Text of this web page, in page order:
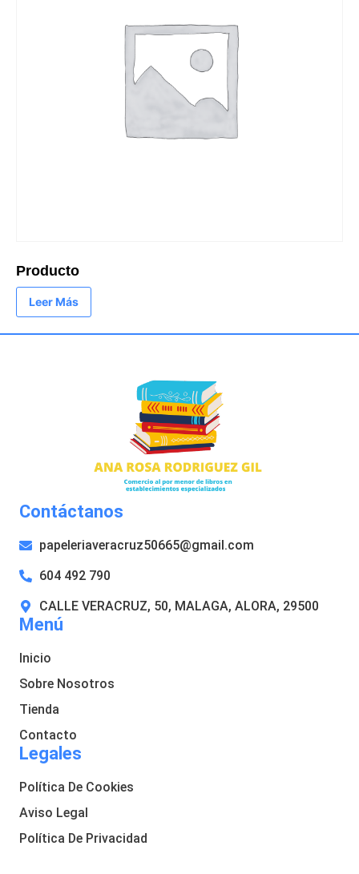
Producto
Leer Más
Menú
Inicio
Sobre Nosotros
Tienda
Contacto
Legales
Política De Cookies
Aviso Legal
Política De Privacidad
Contáctanos
papeleriaveracruz50665@gmail.com
604 492 790
CALLE VERACRUZ, 50, MALAGA, ALORA, 29500